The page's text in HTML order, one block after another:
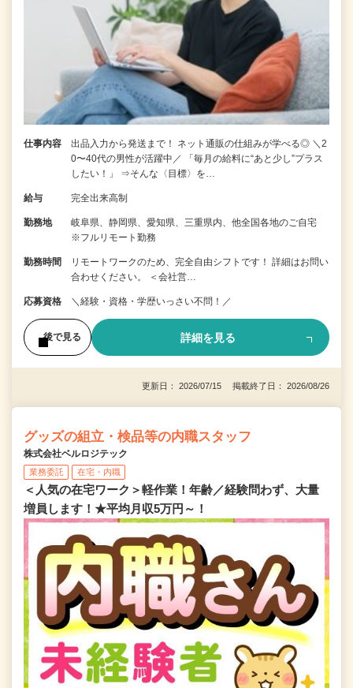
仕事内容
出品入力から発送まで！ ネット通販の仕組みが学べる◎ ＼2
0〜40代の男性が活躍中／ 「毎月の給料に“あと少し”プラス
したい！」 ⇒そんな〈目標〉を…
給与 完全出来高制
勤務地
岐阜県、静岡県、愛知県、三重県内、他全国各地のご自宅
※フルリモート勤務
勤務時間
リモートワークのため、完全自由シフトです！ 詳細はお問い
合わせください。 ＜会社営…
応募資格 ＼経験・資格・学歴いっさい不問！／
後で見る 詳細を見る
更新日： 2026/07/15 掲載終了日： 2026/08/26
グッズの組立・検品等の内職スタッフ
株式会社ベルロジテック
業務委託 在宅・内職
＜人気の在宅ワーク＞軽作業！年齢／経験問わず、大量
増員します！★平均月収5万円～！